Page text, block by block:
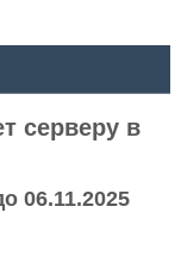
серверу в
06.11.2025